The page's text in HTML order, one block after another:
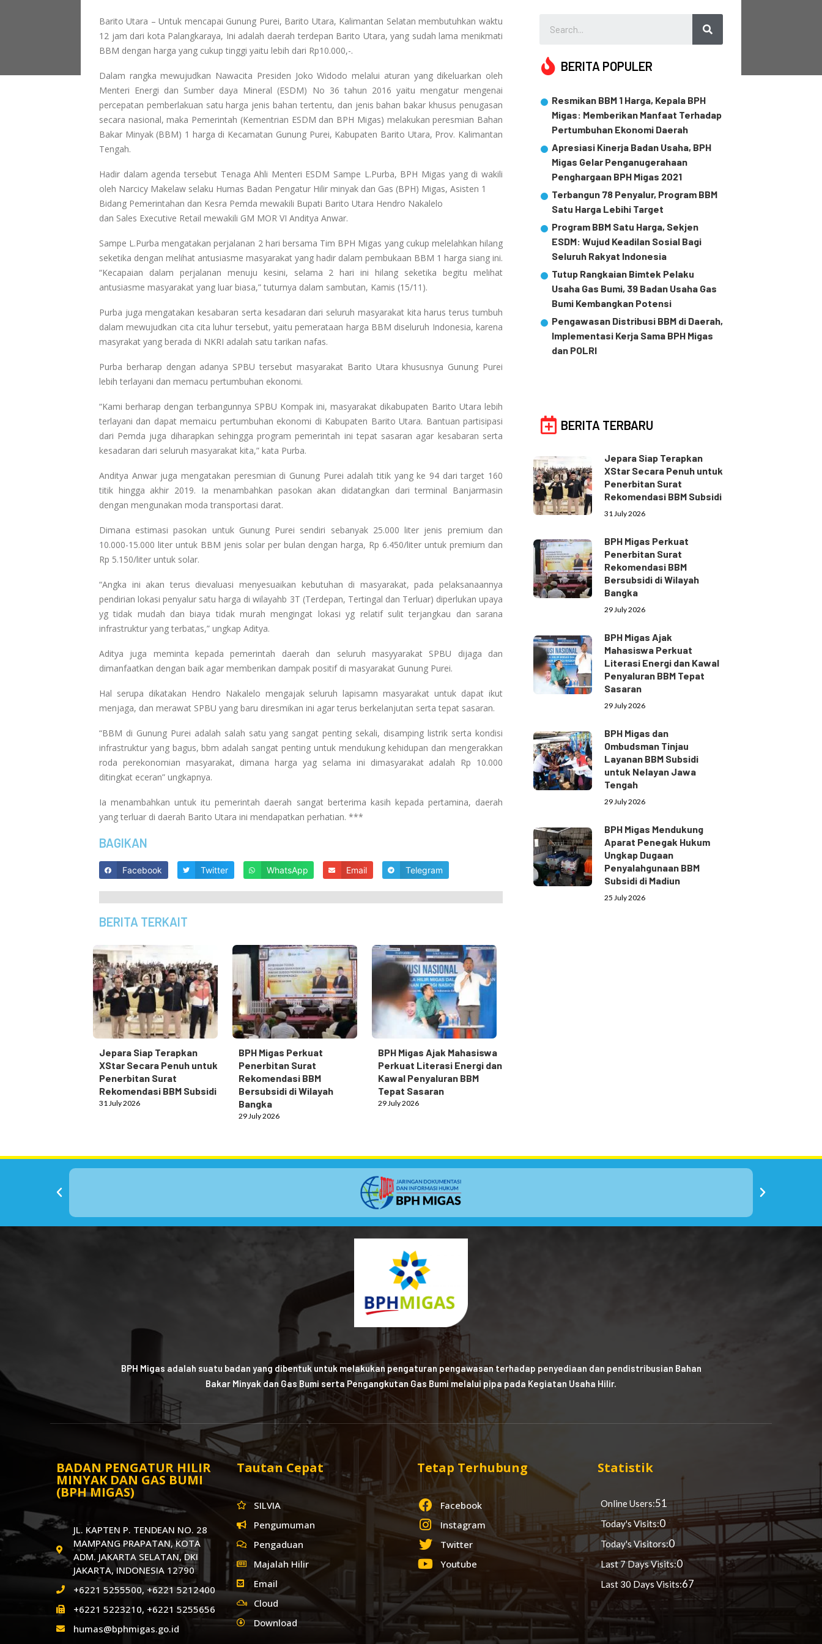
Barito Utara – Untuk mencapai Gunung Purei, Barito Utara, Kalimantan Selatan membutuhkan waktu
12 jam dari kota Palangkaraya, Ini adalah daerah terdepan Barito Utara, yang sudah lama menikmati
BBM dengan harga yang cukup tinggi yaitu lebih dari Rp10.000,-.
Dalam rangka mewujudkan Nawacita Presiden Joko Widodo melalui aturan yang dikeluarkan oleh
Menteri Energi dan Sumber daya Mineral (ESDM) No 36 tahun 2016 yaitu mengatur mengenai
percepatan pemberlakuan satu harga jenis bahan tertentu, dan jenis bahan bakar khusus penugasan
secara nasional, maka Pemerintah (Kementrian ESDM dan BPH Migas) melakukan peresmian Bahan
Bakar Minyak (BBM) 1 harga di Kecamatan Gunung Purei, Kabupaten Barito Utara, Prov. Kalimantan
Tengah.
Hadir dalam agenda tersebut Tenaga Ahli Menteri ESDM Sampe L.Purba, BPH Migas yang di wakili
oleh Narcicy Makelaw selaku Humas Badan Pengatur Hilir minyak dan Gas (BPH) Migas, Asisten 1
Bidang Pemerintahan dan Kesra Pemda mewakili Bupati Barito Utara Hendro Nakalelo
dan Sales Executive Retail mewakili GM MOR VI Anditya Anwar.
Sampe L.Purba mengatakan perjalanan 2 hari bersama Tim BPH Migas yang cukup melelahkan hilang
seketika dengan melihat antusiasme masyarakat yang hadir dalam pembukaan BBM 1 harga siang ini.
“Kecapaian dalam perjalanan menuju kesini, selama 2 hari ini hilang seketika begitu melihat
antusiasme masyarakat yang luar biasa,” tuturnya dalam sambutan, Kamis (15/11).
Purba juga mengatakan kesabaran serta kesadaran dari seluruh masyarakat kita harus terus tumbuh
dalam mewujudkan cita cita luhur tersebut, yaitu pemerataan harga BBM diseluruh Indonesia, karena
masyrakat yang berada di NKRI adalah satu tarikan nafas.
Purba berharap dengan adanya SPBU tersebut masyarakat Barito Utara khususnya Gunung Purei
lebih terlayani dan memacu pertumbuhan ekonomi.
“Kami berharap dengan terbangunnya SPBU Kompak ini, masyarakat dikabupaten Barito Utara lebih
terlayani dan dapat memaicu pertumbuhan ekonomi di Kabupaten Barito Utara. Bantuan partisipasi
dari Pemda juga diharapkan sehingga program pemerintah ini tepat sasaran agar kesabaran serta
kesadaran dari seluruh masyarakat kita,” kata Purba.
Anditya Anwar juga mengatakan peresmian di Gunung Purei adalah titik yang ke 94 dari target 160
titik hingga akhir 2019. Ia menambahkan pasokan akan didatangkan dari terminal Banjarmasin
dengan mengunakan moda transportasi darat.
Dimana estimasi pasokan untuk Gunung Purei sendiri sebanyak 25.000 liter jenis premium dan
10.000-15.000 liter untuk BBM jenis solar per bulan dengan harga, Rp 6.450/liter untuk premium dan
Rp 5.150/liter untuk solar.
“Angka ini akan terus dievaluasi menyesuaikan kebutuhan di masyarakat, pada pelaksanaannya
pendirian lokasi penyalur satu harga di wilayahb 3T (Terdepan, Tertingal dan Terluar) diperlukan upaya
yg tidak mudah dan biaya tidak murah mengingat lokasi yg relatif sulit terjangkau dan sarana
infrastruktur yang terbatas,” ungkap Aditya.
Aditya juga meminta kepada pemerintah daerah dan seluruh masyyarakat SPBU dijaga dan
dimanfaatkan dengan baik agar memberikan dampak positif di masyarakat Gunung Purei.
Hal serupa dikatakan Hendro Nakalelo mengajak seluruh lapisamn masyarakat untuk dapat ikut
menjaga, dan merawat SPBU yang baru diresmikan ini agar terus berkelanjutan serta tepat sasaran.
“BBM di Gunung Purei adalah salah satu yang sangat penting sekali, disamping listrik serta kondisi
infrastruktur yang bagus, bbm adalah sangat penting untuk mendukung kehidupan dan mengerakkan
roda perekonomian masyarakat, dimana harga yag selama ini dimasyarakat adalah Rp 10.000
ditingkat eceran” ungkapnya.
Ia menambahkan untuk itu pemerintah daerah sangat berterima kasih kepada pertamina, daerah
yang terluar di daerah Barito Utara ini mendapatkan perhatian. ***
BAGIKAN
Facebook Twitter WhatsApp Email Telegram
BERITA TERKAIT
Jepara Siap Terapkan
XStar Secara Penuh untuk
Penerbitan Surat
Rekomendasi BBM Subsidi
31 July 2026
BPH Migas Perkuat
Penerbitan Surat
Rekomendasi BBM
Bersubsidi di Wilayah
Bangka
29 July 2026
BPH Migas Ajak Mahasiswa
Perkuat Literasi Energi dan
Kawal Penyaluran BBM
Tepat Sasaran
29 July 2026
BERITA POPULER
Resmikan BBM 1 Harga, Kepala BPH
Migas: Memberikan Manfaat Terhadap
Pertumbuhan Ekonomi Daerah
Apresiasi Kinerja Badan Usaha, BPH
Migas Gelar Penganugerahaan
Penghargaan BPH Migas 2021
Terbangun 78 Penyalur, Program BBM
Satu Harga Lebihi Target
Program BBM Satu Harga, Sekjen
ESDM: Wujud Keadilan Sosial Bagi
Seluruh Rakyat Indonesia
Tutup Rangkaian Bimtek Pelaku
Usaha Gas Bumi, 39 Badan Usaha Gas
Bumi Kembangkan Potensi
Pengawasan Distribusi BBM di Daerah,
Implementasi Kerja Sama BPH Migas
dan POLRI
BERITA TERBARU
Jepara Siap Terapkan
XStar Secara Penuh untuk
Penerbitan Surat
Rekomendasi BBM Subsidi
31 July 2026
BPH Migas Perkuat
Penerbitan Surat
Rekomendasi BBM
Bersubsidi di Wilayah
Bangka
29 July 2026
BPH Migas Ajak
Mahasiswa Perkuat
Literasi Energi dan Kawal
Penyaluran BBM Tepat
Sasaran
29 July 2026
BPH Migas dan
Ombudsman Tinjau
Layanan BBM Subsidi
untuk Nelayan Jawa
Tengah
29 July 2026
BPH Migas Mendukung
Aparat Penegak Hukum
Ungkap Dugaan
Penyalahgunaan BBM
Subsidi di Madiun
25 July 2026
BPH Migas adalah suatu badan yang dibentuk untuk melakukan pengaturan pengawasan terhadap penyediaan dan pendistribusian Bahan
Bakar Minyak dan Gas Bumi serta Pengangkutan Gas Bumi melalui pipa pada Kegiatan Usaha Hilir.
BADAN PENGATUR HILIR
MINYAK DAN GAS BUMI
(BPH MIGAS)
JL. KAPTEN P. TENDEAN NO. 28
MAMPANG PRAPATAN, KOTA
ADM. JAKARTA SELATAN, DKI
JAKARTA, INDONESIA 12790
+6221 5255500, +6221 5212400
+6221 5223210, +6221 5255656
humas@bphmigas.go.id
Tautan Cepat
SILVIA
Pengumuman
Pengaduan
Majalah Hilir
Email
Cloud
Download
Tetap Terhubung
Facebook
Instagram
Twitter
Youtube
Statistik
Online Users:51
Today's Visits:0
Today's Visitors:0
Last 7 Days Visits:0
Last 30 Days Visits:67